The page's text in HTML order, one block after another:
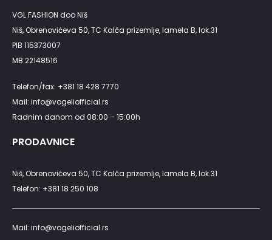
VGL FASHION doo Niš
Niš, Obrenovićeva 50, TC Kalča prizemlje, lamela B, lok.31
PIB 115373007
MB 22148516
Telefon/fax: +381 18 428 7770
Mail: info@vogeliofficial.rs
Radnim danom od 08:00 – 15:00h
PRODAVNICE
Niš, Obrenovićeva 50, TC Kalča prizemlje, lamela B, lok.31
Telefon: +381 18 250 108
Mail: info@vogeliofficial.rs